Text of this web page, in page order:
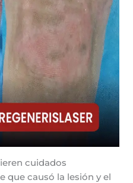
cuidados
que causó la lesión y el